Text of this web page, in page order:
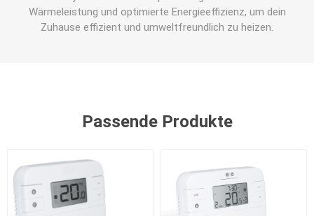
Wärmeleistung und optimierte Energieeffizienz, um dein
Zuhause effizient und umweltfreundlich zu heizen.
Passende Produkte